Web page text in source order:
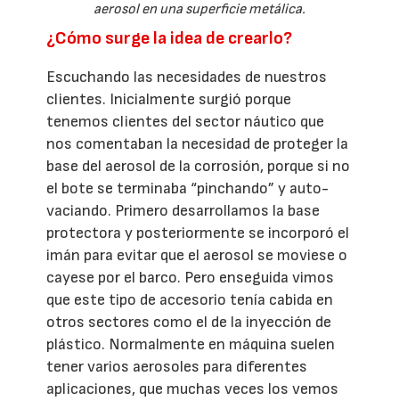
aerosol en una superficie metálica.
¿Cómo surge la idea de crearlo?
Escuchando las necesidades de nuestros
clientes. Inicialmente surgió porque
tenemos clientes del sector náutico que
nos comentaban la necesidad de proteger la
base del aerosol de la corrosión, porque si no
el bote se terminaba “pinchando” y auto-
vaciando. Primero desarrollamos la base
protectora y posteriormente se incorporó el
imán para evitar que el aerosol se moviese o
cayese por el barco. Pero enseguida vimos
que este tipo de accesorio tenía cabida en
otros sectores como el de la inyección de
plástico. Normalmente en máquina suelen
tener varios aerosoles para diferentes
aplicaciones, que muchas veces los vemos